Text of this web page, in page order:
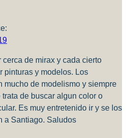
de mirax y cada cierto
pinturas y modelos. Los
mucho de modelismo y siempre
de buscar algun color o
Es muy entretenido ir y se los
a Santiago. Saludos